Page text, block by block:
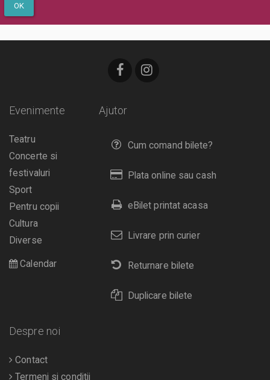
OK
Ajutor
Cum comand bilete?
Plata online sau cash
eBilet printat acasa
Livrare prin curier
Returnare bilete
Duplicare bilete
Evenimente
Teatru
Concerte si
festivaluri
Sport
Pentru copii
Cultura
Diverse
Calendar
Despre noi
Contact
Termeni si conditii